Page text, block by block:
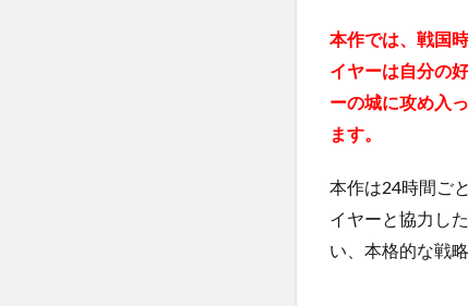
1.2.2
②天候
や地形
に応じ
③他プ
レイヤ
本作では、戦国
イヤーは自分の
ーの城に攻め入
ます。
本作は24時間ご
イヤーと協力し
い、本格的な戦